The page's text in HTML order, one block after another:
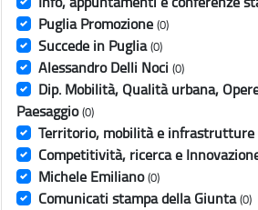
Puglia Promozione (0)
Succede in Puglia (0)
Alessandro Delli Noci (0)
Dip. Mobilità, Qualità urbana,
Paesaggio (0)
Territorio, mobilità e infrastrutture
Competitività, ricerca e
Michele Emiliano (0)
Comunicati stampa della Giunta (0)